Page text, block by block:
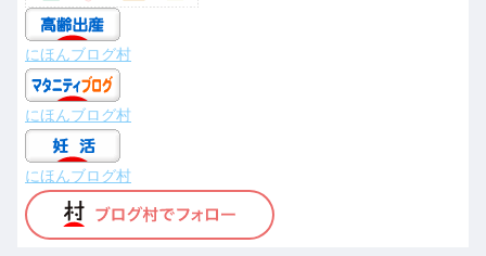
にほんブログ村
にほんブログ村
にほんブログ村